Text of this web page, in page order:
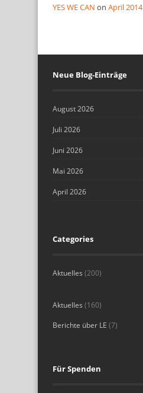
YES WE CAN on April 2014
Neue Blog-Einträge
August 2026
Juli 2026
Juni 2026
Mai 2026
April 2026
Categories
Aktuelles (200)
Aktuelles (160)
Berichte über LE (7)
Für Spenden